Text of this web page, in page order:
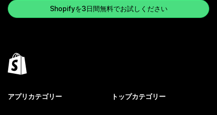
Shopifyを3日間無料でお試しください
アプリカテゴリー トップカテゴリー